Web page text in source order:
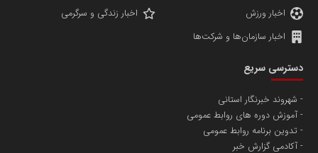
پایگاه اطلاع رسانی اعتلای نهادهای مردمی
تامین آهن اسفنجی تولیدکنندگان فولاد در کشور
مسعودصادقی
اخبار ورزش
اخبار زندگی و سرگرمی
اخبار سازمان‌ها و شرکت‌ها
دسترسی سریع
شهروند خبرنگار استانی
آموزش دوره های روابط عمومی
تدوین برنامه روابط عمومی
آکادمی گزارش خبر